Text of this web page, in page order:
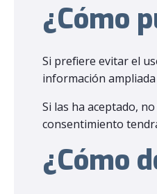
¿Cómo
Si prefiere evitar el
información
Si las ha aceptado,
consentimiento
¿Cómo